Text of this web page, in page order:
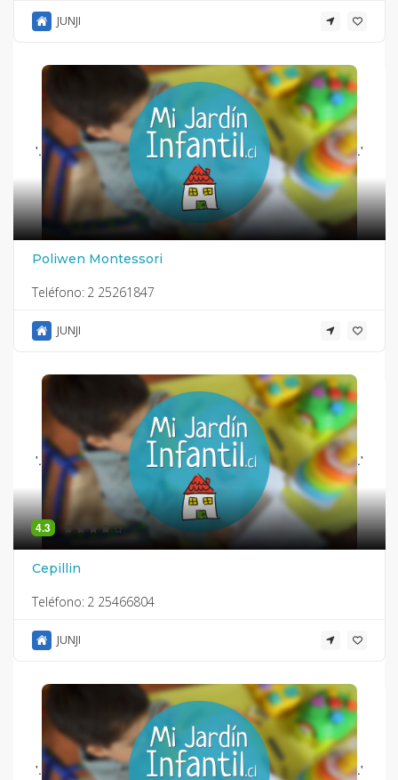
JUNJI
'. .'
Poliwen Montessori
Teléfono: 2 25261847
JUNJI
'. .'
4.3
Cepillin
Teléfono: 2 25466804
JUNJI
'. .'